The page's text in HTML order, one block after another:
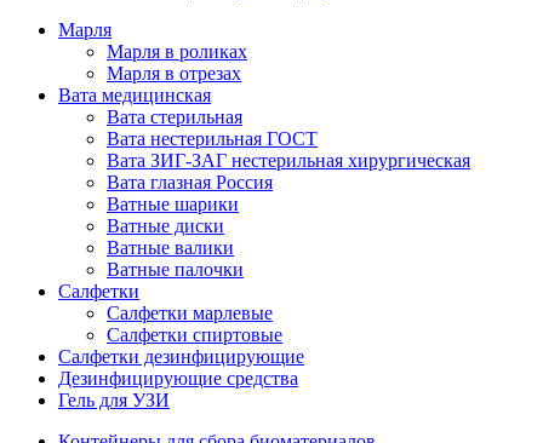
Марля
Марля в роликах
Марля в отрезах
Вата медицинская
Вата стерильная
Вата нестерильная ГОСТ
Вата ЗИГ-ЗАГ нестерильная хирургическая
Вата глазная Россия
Ватные шарики
Ватные диски
Ватные валики
Ватные палочки
Салфетки
Салфетки марлевые
Салфетки спиртовые
Салфетки дезинфицирующие
Дезинфицирующие средства
Гель для УЗИ